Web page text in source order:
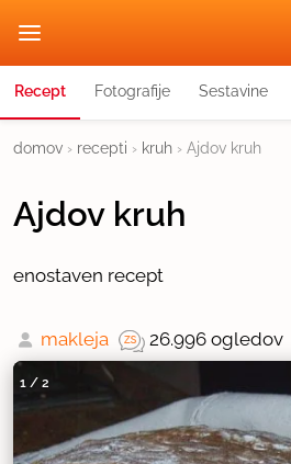
Recept Fotografije Sestavine
domov › recepti › kruh › Ajdov kruh
Ajdov kruh
enostaven recept
makleja 26.996 ogledov
1 / 2